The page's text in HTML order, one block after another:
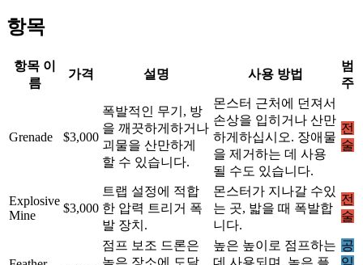
항목
항목 이
름
가격 설명 사용 방법
범
주
Grenade $3,000
폭발적인 무기, 방
을 깨끗하게하거나
괴물을 산만하게
할 수 있습니다.
몬스터 근처에 던져서
손상을 입히거나 산만
하게하십시오. 장애물
을 제거하는 데 사용
될 수도 있습니다.
전
술
Explosive
Mine
$3,000
트랩 설정에 적합
한 압력 트리거 폭
발 장치.
몬스터가 지나갈 수있
는 곳, 밟을 때 폭발합
니다.
전
술
점프 보조 드론은
높은 장소에 도달
높은 높이로 점프하는
데 사용되며, 높은 플
공
익